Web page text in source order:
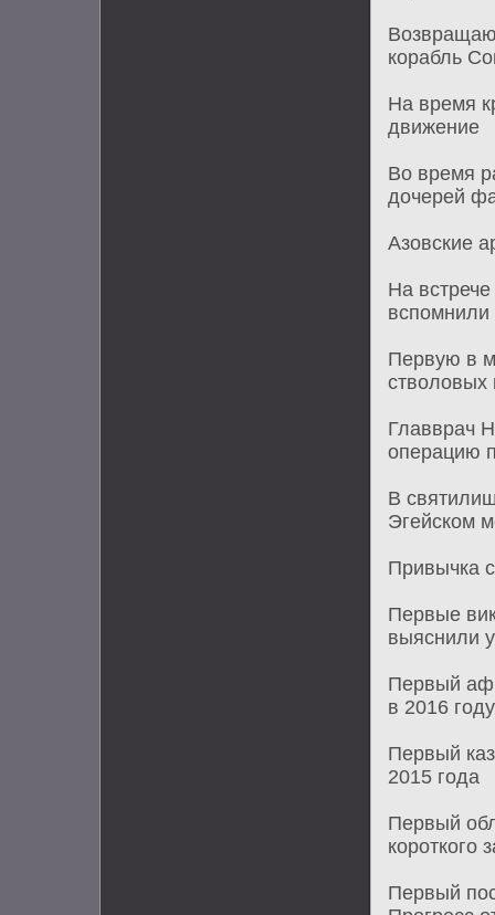
корабль
На время
движение
Во время
дочерей
Азовские
На
Первую в
стволовых
Главврач
операцию
В
Эгейском
Привычка
Первые
выяснили
Первый
в 2016 году
Первый
2015 года
Первый
короткого
Первый